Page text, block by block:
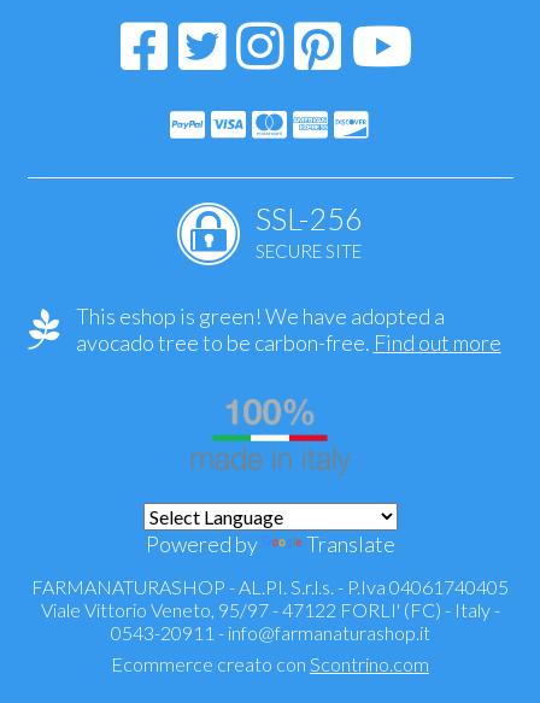
SSL-256
SECURE SITE
This eshop is green! We have adopted a
avocado tree to be carbon-free. Find out more
Powered by Translate
FARMANATURASHOP - AL.PI. S.r.l.s. - P.Iva 04061740405
Viale Vittorio Veneto, 95/97 - 47122 FORLI' (FC) - Italy -
0543-20911 - info@farmanaturashop.it
Ecommerce creato con Scontrino.com